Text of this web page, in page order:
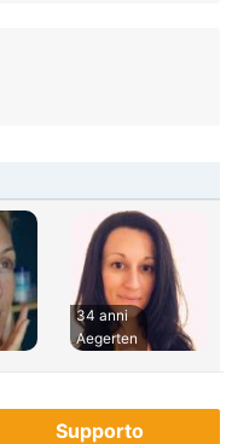
34 anni
Aegerten
Supporto